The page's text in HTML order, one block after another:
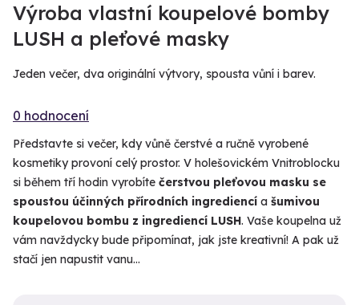
Výroba vlastní koupelové bomby
LUSH a pleťové masky
Jeden večer, dva originální výtvory, spousta vůní i barev.
0 hodnocení
Představte si večer, kdy vůně čerstvé a ručně vyrobené
kosmetiky provoní celý prostor. V holešovickém Vnitroblocku
si během tří hodin vyrobíte čerstvou pleťovou masku se
spoustou účinných přírodních ingrediencí a šumivou
koupelovou bombu z ingrediencí LUSH. Vaše koupelna už
vám navždycky bude připomínat, jak jste kreativní! A pak už
stačí jen napustit vanu…